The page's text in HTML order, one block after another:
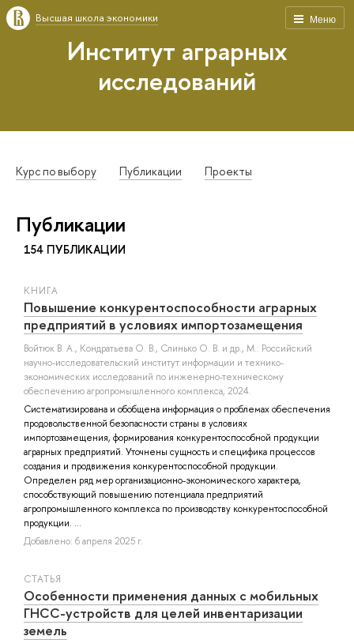
Меню
Высшая школа экономики
Институт аграрных
исследований
Курс по выбору Публикации Проекты
Публикации
154 ПУБЛИКАЦИИ
КНИГА
Повышение конкурентоспособности аграрных
предприятий в условиях импортозамещения
Войтюк В. А., Кондратьева О. В., Слинько О. В. и др., М.: Российский
научно-исследовательский институт информации и технико-
экономических исследований по инженерно-техническому
обеспечению агропромышленного комплекса, 2024.
Систематизирована и обобщена информация о проблемах обеспечения
продовольственной безопасности страны в условиях
импортозамещения, формирования конкурентоспособной продукции
аграрных предприятий. Уточнены сущность и специфика процессов
создания и продвижения конкурентоспособной продукции.
Определен ряд мер организационно-экономического характера,
способствующий повышению потенциала предприятий
агропромышленного комплекса по производству конкурентоспособной
продукции. ...
Добавлено: 6 апреля 2025 г.
СТАТЬЯ
Особенности применения данных с мобильных
ГНСС-устройств для целей инвентаризации
земель